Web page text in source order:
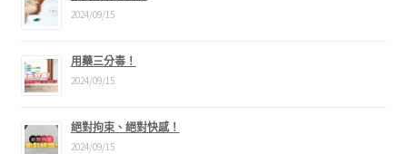
2024/09/15
用藥三分毒！
2024/09/15
絕對拘束、絕對快感！
2024/09/15